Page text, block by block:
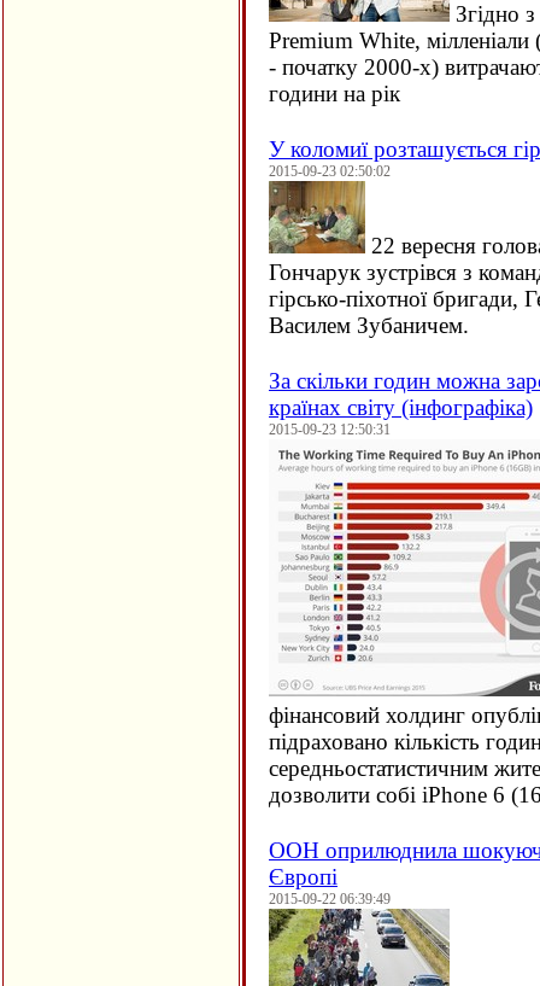
Згідно
Premium White,
- початку 2000-х)
години на рік
У коломиї розташується
2015-09-23 02:50:02
22 вересня
Гончарук зустрівся з
гірсько-піхотної бригади,
Василем Зубаничем.
За скільки годин можна
країнах світу (інфографіка)
2015-09-23 12:50:31
фінансовий холдинг
підраховано кількість
середньостатистичним
дозволити собі iPhone 6 (
ООН оприлюднила
Європі
2015-09-22 06:39:49